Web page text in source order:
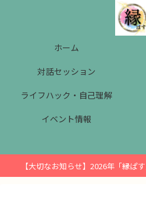
ホーム
対話セッション
ライフハック・自己理解
イベント情報
【大切なお知らせ】2026年「縁ぱ